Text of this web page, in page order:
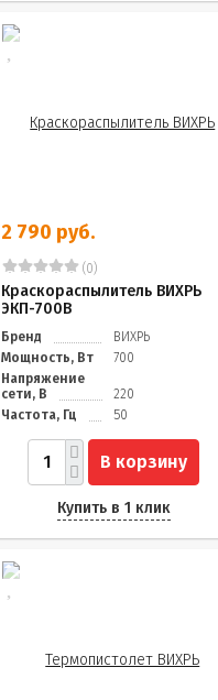
2 790 руб.
(0)
Краскораспылитель ВИХРЬ
ЭКП-700В
Бренд
ВИХРЬ
Мощность, Вт
700
Напряжение
сети, В
220
Частота, Гц
50
В корзину
Купить в 1 клик